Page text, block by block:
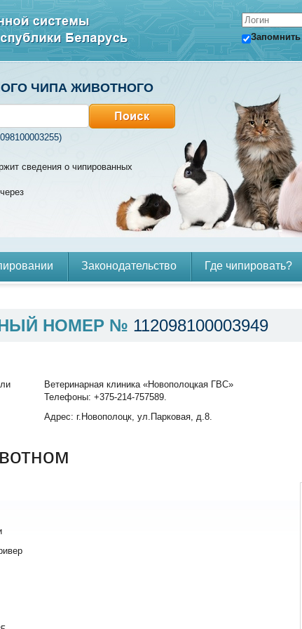
ЧИПА ЖИВОТНОГО
сведения о чипированных
Законодательство Где чипировать?
НОМЕР № 112098100003949
Ветеринарная клиника «Новополоцкая ГВС»
Телефоны: +375-214-757589.
Адрес: г.Новополоцк, ул.Парковая, д.8.